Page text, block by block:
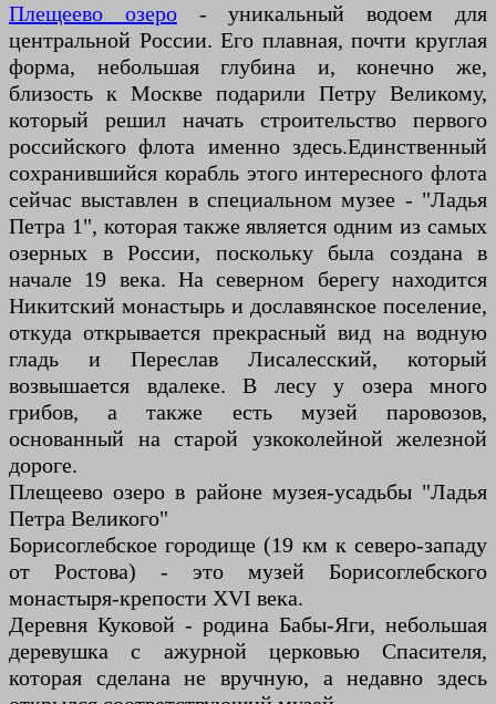
Плещеево озеро- уникальный водоем для
центральной России. Его плавная, почти круглая
форма, небольшая глубина и, конечно же,
близость к Москве подарили Петру Великому,
который решил начать строительство первого
российского флота именно здесь.Единственный
сохранившийся корабль этого интересного флота
сейчас выставлен в специальном музее - "Ладья
Петра 1", которая также является одним из самых
озерных в России, поскольку была создана в
начале 19 века. На северном берегу находится
Никитский монастырь и дославянское поселение,
откуда открывается прекрасный вид на водную
гладь и Переслав Лисалесский, который
возвышается вдалеке. В лесу у озера много
грибов, а также есть музей паровозов,
основанный на старой узкоколейной железной
дороге.
Плещеево озеро в районе музея-усадьбы "Ладья
Петра Великого"
Борисоглебское городище (19 км к северо-западу
от Ростова) - это музей Борисоглебского
монастыря-крепости XVI века.
Деревня Куковой - родина Бабы-Яги, небольшая
деревушка с ажурной церковью Спасителя,
которая сделана не вручную, а недавно здесь